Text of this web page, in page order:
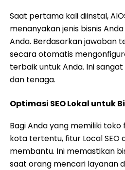
Saat pertama kali diinstal,
menanyakan jenis bisnis
Anda. Berdasarkan jawaban
secara otomatis
terbaik untuk Anda. Ini
dan tenaga.
Optimasi SEO Lokal untuk
Bagi Anda yang memiliki
kota tertentu, fitur Local SEO
membantu. Ini memastikan
saat orang mencari layanan